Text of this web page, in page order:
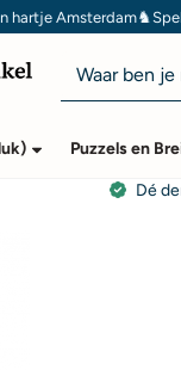
gesloten.
hartje Amsterdam♞
Zoeken
Puzzels en
Dé